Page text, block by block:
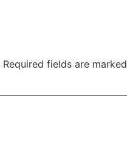
Required fields are marked